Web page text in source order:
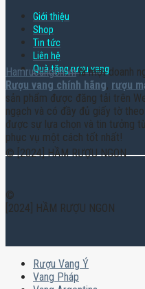
Giới thiệu
Shop
Tin tức
Liên hệ
Quà tặng rượu vang
Hamruoungon.vnlà một doanh
Rượu vang chính hãng, rượu
sản phẩm được đăng tải trên
ngạch và có đầy đủ giấy tờ
được sự lựa chọn và tin tưởng
phục vụ một cách tốt nhất!
© [2024] HẦM RƯỢU NGON
©
[2024] HẦM RƯỢU NGON
Rượu Vang Ý
Vang Pháp